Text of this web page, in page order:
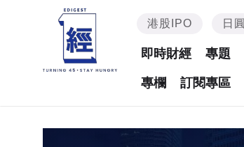
港股IPO 日圓
即時財經 專題
專欄 訂閱專區